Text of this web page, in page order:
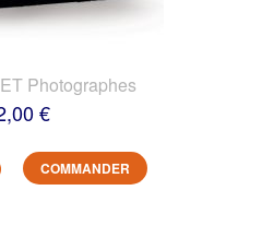
Photographes
€
COMMANDER